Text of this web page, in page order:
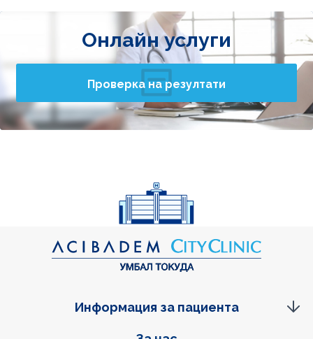
Онлайн услуги
Проверка на резултати
Информация за пациента